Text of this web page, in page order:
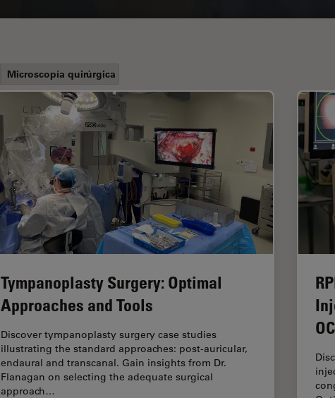
Microscopía quirúrgica
Tympanoplasty Surgery: Optimal
Approaches and Tools
Discover tympanoplasty surgery case studies
illustrating the standard approaches: post-auricular,
endaural and transcanal. Gain insights from Dr.
Flanagan on selecting the adequate surgical
approach…